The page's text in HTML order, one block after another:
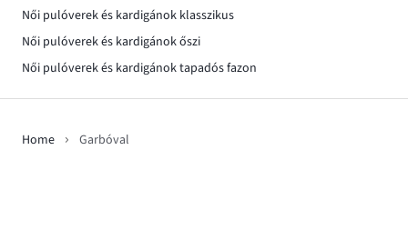
Női pulóverek és kardigánok klasszikus
Női pulóverek és kardigánok őszi
Női pulóverek és kardigánok tapadós fazon
Home Garbóval